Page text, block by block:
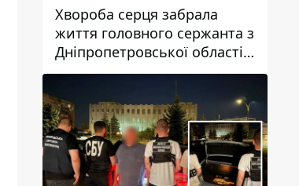
Хвороба серця забрала
життя головного сержанта з
Дніпропетровської області
Юрія Свистуна